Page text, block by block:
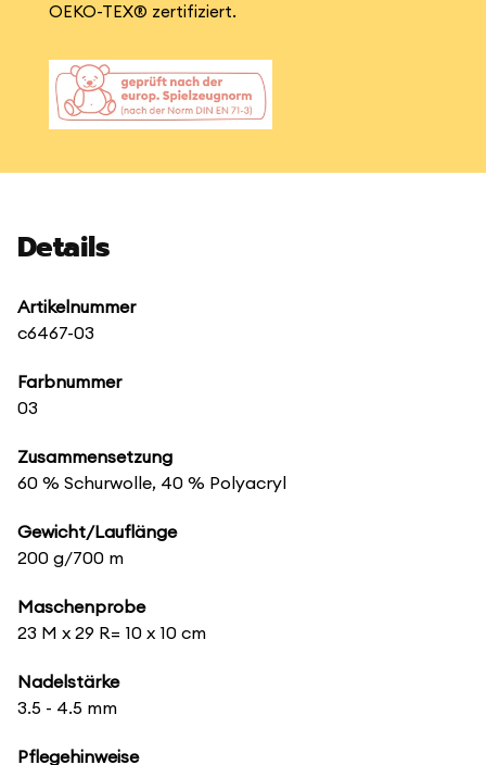
OEKO-TEX® zertifiziert.
Details
Artikelnummer
c6467-03
Farbnummer
03
Zusammensetzung
60 % Schurwolle, 40 % Polyacryl
Gewicht/Lauflänge
200 g/700 m
Maschenprobe
23 M x 29 R= 10 x 10 cm
Nadelstärke
3.5 - 4.5 mm
Pflegehinweise